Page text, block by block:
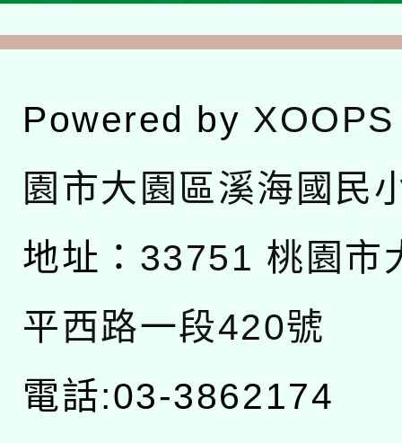
Powered by XOOPS
園市大園區溪海國民
地址： 33751 桃園市
平西路一段420號
電話:03-3862174